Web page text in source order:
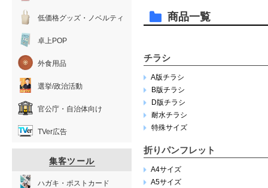
商品一覧
チラシ
A版チラシ
B版チラシ
D版チラシ
耐水チラシ
特殊サイズ
折りパンフレット
A4サイズ
A5サイズ
低価格グッズ・ノベルティ
卓上POP
外食用品
選挙/政治活動
官公庁・自治体向け
TVer広告
集客ツール
ハガキ・ポストカード